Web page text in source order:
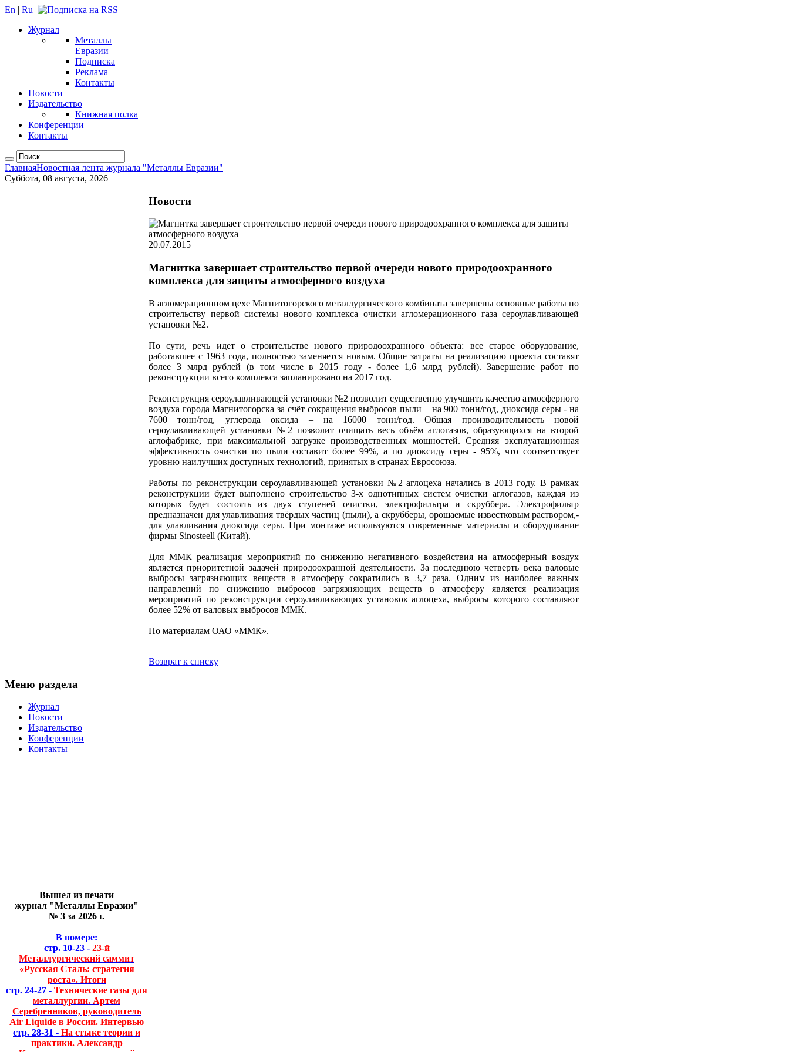
En | Ru
Журнал
Металлы
Евразии
Подписка
Реклама
Контакты
Новости
Издательство
Книжная полка
Конференции
Контакты
ГлавнаяНовостная лента журнала "Металлы Евразии"
Суббота, 08 августа, 2026
Новости
20.07.2015
Магнитка завершает строительство первой очереди нового природоохранного
комплекса для защиты атмосферного воздуха
В агломерационном цехе Магнитогорского металлургического комбината завершены основные работы по
строительству первой системы нового комплекса очистки агломерационного газа сероулавливающей
установки №2.
По сути, речь идет о строительстве нового природоохранного объекта: все старое оборудование,
работавшее с 1963 года, полностью заменяется новым. Общие затраты на реализацию проекта составят
более 3 млрд рублей (в том числе в 2015 году - более 1,6 млрд рублей). Завершение работ по
реконструкции всего комплекса запланировано на 2017 год.
Реконструкция сероулавливающей установки №2 позволит существенно улучшить качество атмосферного
воздуха города Магнитогорска за счёт сокращения выбросов пыли – на 900 тонн/год, диоксида серы - на
7600 тонн/год, углерода оксида – на 16000 тонн/год. Общая производительность новой
сероулавливающей установки №2 позволит очищать весь объём аглогазов, образующихся на второй
аглофабрике, при максимальной загрузке производственных мощностей. Средняя эксплуатационная
эффективность очистки по пыли составит более 99%, а по диоксиду серы - 95%, что соответствует
уровню наилучших доступных технологий, принятых в странах Евросоюза.
Работы по реконструкции сероулавливающей установки №2 аглоцеха начались в 2013 году. В рамках
реконструкции будет выполнено строительство 3-х однотипных систем очистки аглогазов, каждая из
которых будет состоять из двух ступеней очистки, электрофильтра и скруббера. Электрофильтр
предназначен для улавливания твёрдых частиц (пыли), а скрубберы, орошаемые известковым раствором,-
для улавливания диоксида серы. При монтаже используются современные материалы и оборудование
фирмы Sinosteell (Китай).
Для ММК реализация мероприятий по снижению негативного воздействия на атмосферный воздух
является приоритетной задачей природоохранной деятельности. За последнюю четверть века валовые
выбросы загрязняющих веществ в атмосферу сократились в 3,7 раза. Одним из наиболее важных
направлений по снижению выбросов загрязняющих веществ в атмосферу является реализация
мероприятий по реконструкции сероулавливающих установок аглоцеха, выбросы которого составляют
более 52% от валовых выбросов ММК.
По материалам ОАО «ММК».
Возврат к списку
Меню раздела
Журнал
Новости
Издательство
Конференции
Контакты
Вышел из печати
журнал "Металлы Евразии"
№ 3 за 2026 г.
В номере:
стр. 10-23 -23-й
Металлургический саммит
«Русская Сталь: стратегия
роста». Итоги
стр. 24-27 - Технические газы для
металлургии. Артем
Серебренников, руководитель
Air Liquide в России. Интервью
стр. 28-31 - На стыке теории и
практики. Александр